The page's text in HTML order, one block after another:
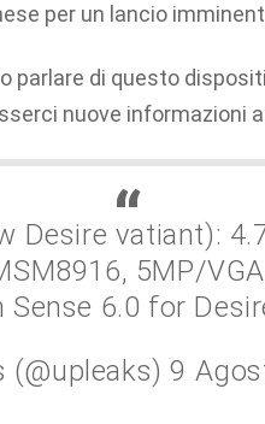
per un lancio
parlare di questo
nuove informazioni
Desire vatiant):
5MP/
Sense 6.0 for
(@upleaks) 9